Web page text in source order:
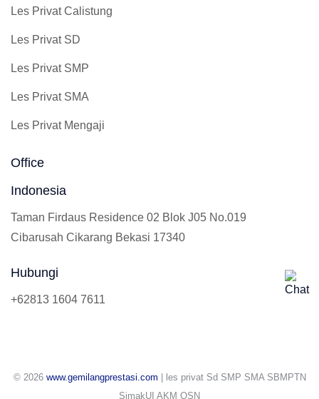
Les Privat Calistung
Les Privat SD
Les Privat SMP
Les Privat SMA
Les Privat Mengaji
Office
Indonesia
Taman Firdaus Residence 02 Blok J05 No.019
Cibarusah Cikarang Bekasi 17340
Hubungi
+62813 1604 7611
© 2026 www.gemilangprestasi.com | les privat Sd SMP SMA SBMPTN
SimakUI AKM OSN